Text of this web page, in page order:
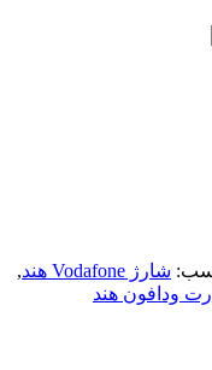
شارژ Vodafone هند
,
ودافون هند